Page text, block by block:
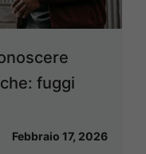
fuggi
Febbraio 17, 2026